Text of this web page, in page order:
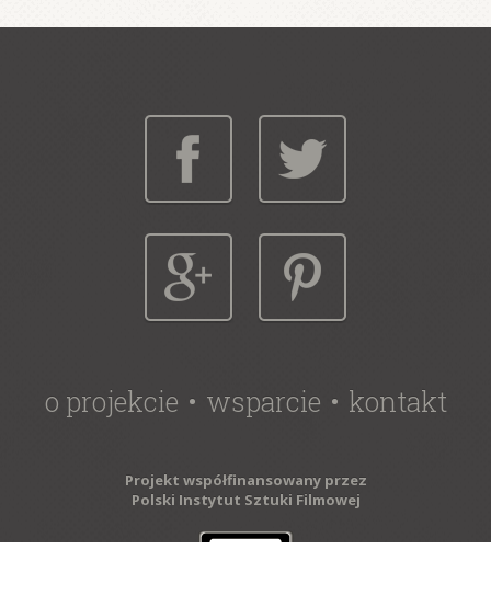
o projekcie wsparcie kontakt
Projekt współfinansowany przez